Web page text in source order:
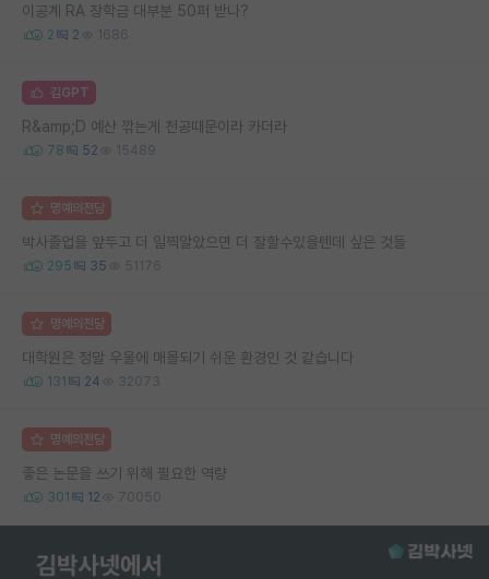
이공계 RA 장학금 대부분 50퍼 받나?
2 2 1686
김GPT
R&amp;D 예산 깎는게 천공때문이라 카더라
78 52 15489
명예의전당
박사졸업을 앞두고 더 일찍알았으면 더 잘할수있을텐데 싶은 것들
295 35 51176
명예의전당
대학원은 정말 우울에 매몰되기 쉬운 환경인 것 같습니다
131 24 32073
명예의전당
좋은 논문을 쓰기 위해 필요한 역량
301 12 70050